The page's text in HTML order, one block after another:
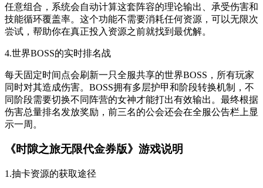
任意组合，系统会自动计算这套阵容的理论输出、承受伤害和
技能循环覆盖率。这个功能不需要消耗任何资源，可以无限次
尝试，帮助你在真正投入资源之前就找到最优解。
4.世界BOSS的实时排名战
每天固定时间点会刷新一只全服共享的世界BOSS，所有玩家
同时对其造成伤害。BOSS拥有多层护甲和阶段转换机制，不
同阶段需要切换不同阵营的女神才能打出有效输出。最终根据
伤害总量排名发放奖励，前三名的公会还会在全服公告栏上显
示一周。
《时隙之旅无限代金券版》游戏说明
1.抽卡资源的获取途径